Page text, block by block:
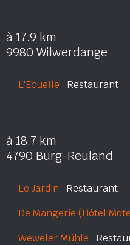
à 17.9 km
9980 Wilwerdange
L'Ecuelle Restaurant
à 18.7 km
4790 Burg-Reuland
Le Jardin Restaurant
De Mangerie (Hôtel
Weweler Mühle